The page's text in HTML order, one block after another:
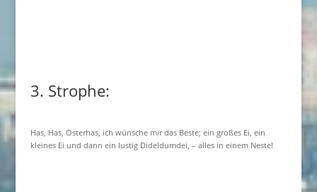
3. Strophe:
Has, Has, Osterhas, ich wünsche mir das Beste; ein großes Ei, ein
kleines Ei und dann ein lustig Dideldumdei, – alles in einem Neste!